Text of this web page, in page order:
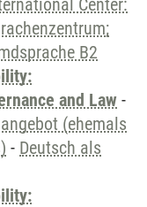
Center:
B2
and Law -
(ehemals
- Deutsch als